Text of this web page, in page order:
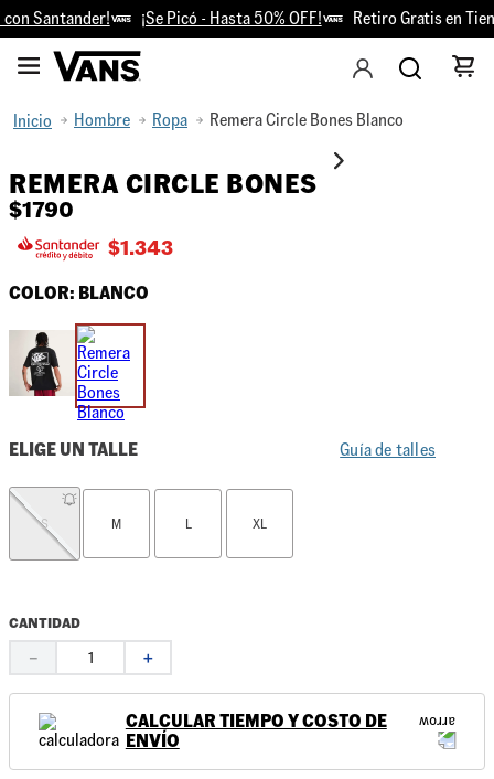
Santander! ¡Se Picó - Hasta 50% OFF! Retiro Gratis en
Hombre Ropa Remera Circle Bones Blanco
REMERA CIRCLE BONES
$1790
$1.343
COLOR: BLANCO
ELIGE UN TALLE Guía de talles
L
M
S XL
CANTIDAD
＋
－
CALCULAR TIEMPO Y COSTO DE
ENVÍO